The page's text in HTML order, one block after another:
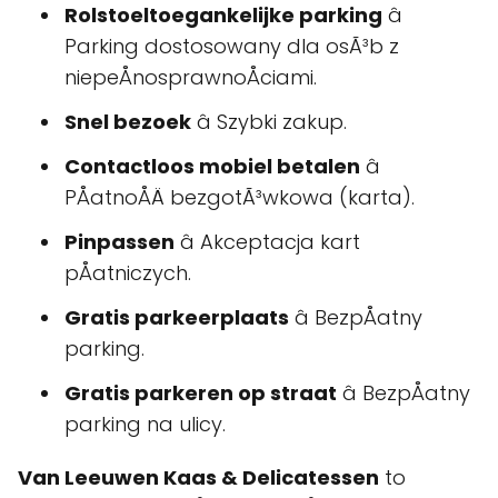
Rolstoeltoegankelijke parking â
Parking dostosowany dla osÃ³b z
niepeÅnosprawnoÅciami.
Snel bezoek â Szybki zakup.
Contactloos mobiel betalen â
PÅatnoÅÄ bezgotÃ³wkowa (karta).
Pinpassen â Akceptacja kart
pÅatniczych.
Gratis parkeerplaats â BezpÅatny
parking.
Gratis parkeren op straat â BezpÅatny
parking na ulicy.
Van Leeuwen Kaas & Delicatessen to